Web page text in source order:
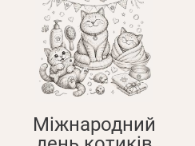
ВІД
ВЛАСНЕ
Міжнародний